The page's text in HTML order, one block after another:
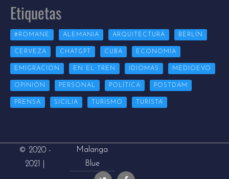
Etiquetas
#ROMANE ALEMANIA ARQUITECTURA BERLÍN
CERVEZA CHATGPT CUBA ECONOMÍA
EMIGRACIÓN EN EL TREN IDIOMAS MEDIOEVO
OPINIÓN PERSONAL POLÍTICA POSTDAM
PRENSA SICILIA TURISMO TURISTA
© 2020 -
2021 |
Malanga
Blue